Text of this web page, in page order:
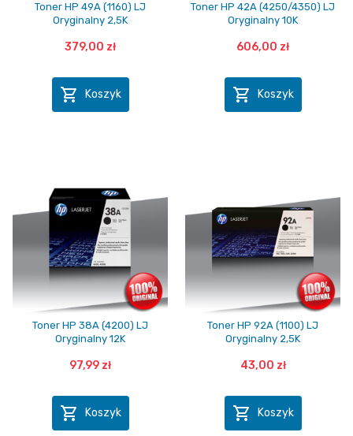
Toner HP 49A (1160) LJ
Oryginalny 2,5K
379,00 zł
 Koszyk
Toner HP 42A (4250/4350) LJ
Oryginalny 10K
606,00 zł
 Koszyk
Toner HP 38A (4200) LJ
Oryginalny 12K
97,99 zł
 Koszyk
Toner HP 92A (1100) LJ
Oryginalny 2,5K
43,00 zł
 Koszyk